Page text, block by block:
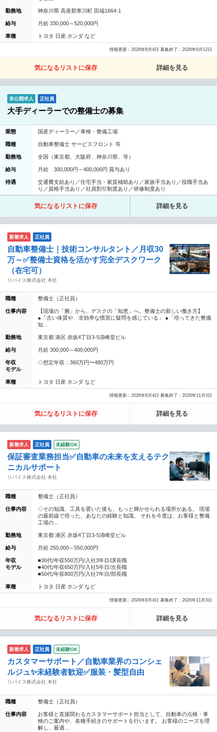
勤務地 神奈川県 高座郡寒川町 田端1664-1
給与 月給 330,000～520,000円
車種 トヨタ 日産 ホンダ など
情報更新：2026年8月4日 募集終了：2026年9月12日
気になるリストに保存 詳細を見る
非公開求人 正社員
大手ディーラーでの整備士の募集
業態 国産ディーラー／車検・整備工場
職種 自動車整備士 サービスフロント 等
勤務地 全国（東京都、大阪府、神奈川県、等）
給与 月給 300,000円～400,000円 賞与あり
待遇
交通費支給あり／住宅手当・家賃補助あり／家族手当あり／役職手当あ
り／資格手当あり／社員割引制度あり／研修制度あり
気になるリストに保存 詳細を見る
新着求人 正社員
自動車整備士｜技術コンサルタント／月収30
万～✅整備士資格を活かす完全デスクワーク
（在宅可）
リバイス株式会社 本社
職種 整備士（正社員）
仕事内容
【現場の「腕」から、デスクの「知恵」へ。整備士の新しい働き方】
●「古い体質や、非効率な慣習に疑問を感じている」 ●「培ってきた整備
知...
勤務地 東京都 港区 赤坂4丁目3-5清峰堂ビル
給与 月給 300,000～400,000円
年収
モデル
◇想定年収：360万円〜480万円
車種 トヨタ 日産 ホンダ など
情報更新：2026年8月4日 募集終了：2026年11月3日
気になるリストに保存 詳細を見る
新着求人 正社員 未経験OK
保証審査業務担当✅自動車の未来を支えるテク
ニカルサポート
リバイス株式会社 本社
職種 整備士（正社員）
仕事内容
◇その知識、工具を置いた後も、もっと輝かせられる場所がある。 現場
の最前線で培った、あなたの経験と知識。 それを今度は、お客様と整備
工場の...
勤務地 東京都 港区 赤坂4丁目3-5清峰堂ビル
給与 月給 250,000～550,000円
年収
モデル
■30代/年収550万円/入社3年目/課長職
■40代/年収650万円/入社5年目/次長職
■50代/年収800万円/入社7年目/部長職
車種 トヨタ 日産 ホンダ など
情報更新：2026年8月4日 募集終了：2026年11月3日
気になるリストに保存 詳細を見る
新着求人 正社員 未経験OK
カスタマーサポート／自動車業界のコンシェ
ルジュ✨未経験者歓迎✅服装・髪型自由
リバイス株式会社 本社
職種 整備士（正社員）
仕事内容
お客様と直接関わるカスタマーサポート担当として、自動車の点検・車
検のご案内や、各種手続きのサポートを行います。 お客様のニーズを理
解し、最適...